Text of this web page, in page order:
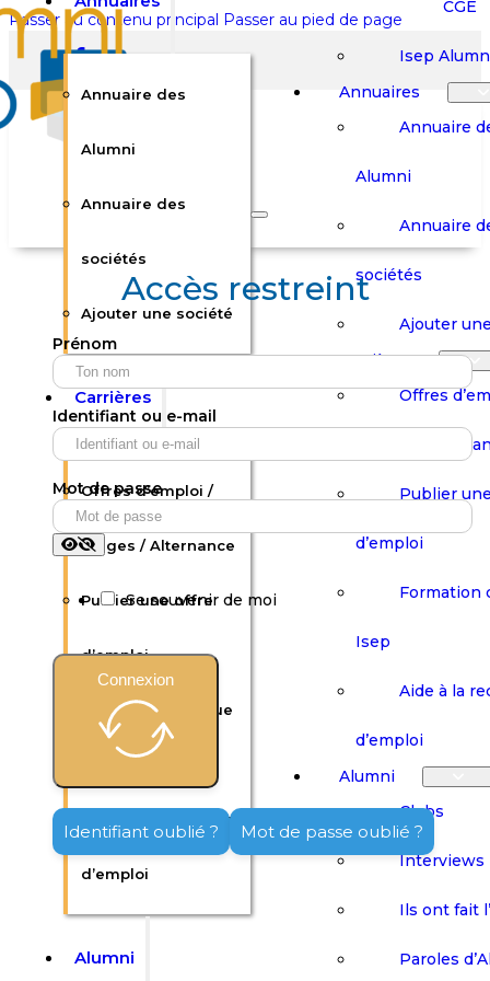
Passer au contenu principal Passer au pied de page
Rechercher sur le site
Rechercher
Votre panier est vide.
Boutique
Panier
Boutique
Annuaire des
Alumni
Annuaire des
sociétés
Ajouter une société
Carrières
Offres d’emploi /
Stages / Alternance
Publier une offre
d’emploi
Formation continue
Aide à la recherche
d’emploi
Alumni
CGE
Isep
Annuaires
Annuaire
Alumni
Annuaire
sociétés
Ajouter
Carrières
Offres
Stages /
Publier
d’emploi
Formation
Isep
Aide à la
d’emploi
Alumni
Clubs
Interviews
Ils ont fait
Paroles
Accès restreint
Prénom
Identifiant ou e-mail
Mot de passe
Se souvenir de moi
Connexion
Identifiant oublié ? Mot de passe oublié ?